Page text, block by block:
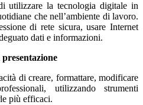
utilizzare la tecnologia digitale in
che nell’ambiente di lavoro.
di rete sicura, usare Internet
dati e informazioni.
di creare, formattare, modificare
utilizzando strumenti
più efficaci.